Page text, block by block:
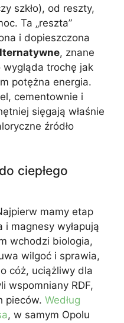
szkło), od reszty,
Ta „reszta”
i dopieszczona
, znane
wygląda trochę jak
potężna energia.
cementownie i
sięgają właśnie
źródło
ciepłego
mamy etap
magnesy wyłapują
wchodzi biologia,
wilgoć i sprawia,
cóż, uciążliwy dla
wspomniany RDF,
pieców. Według
, w samym Opolu